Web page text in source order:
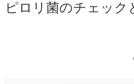
ピロリ菌のチェック